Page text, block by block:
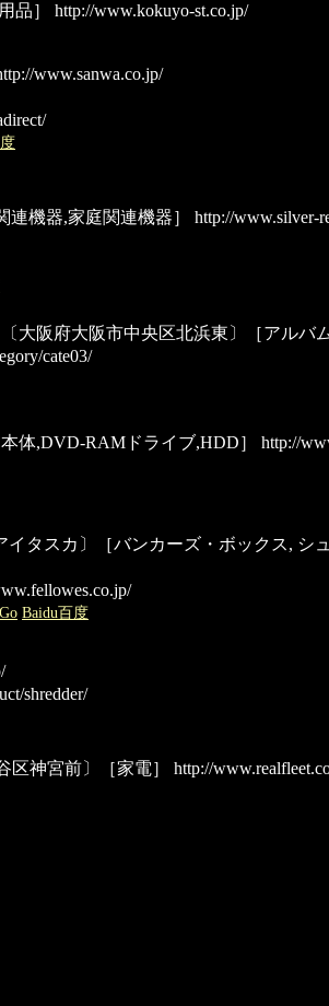
品］ http://www.kokuyo-st.co.jp/
www.sanwa.co.jp/
機器,家庭関連機器］
http://www.silver-
大阪府大阪市中央区北浜東〕［アルバ
cate03/
体,DVD-RAMドライブ,HDD］
http://
イタスカ〕［バンカーズ・ボックス,
Baidu百度
shredder/
区神宮前〕［家電］
http://